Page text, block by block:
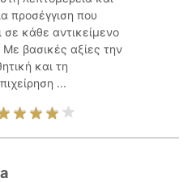
προσέγγιση που
σε κάθε αντικείμενο
βασικές αξίες την
και τη
...